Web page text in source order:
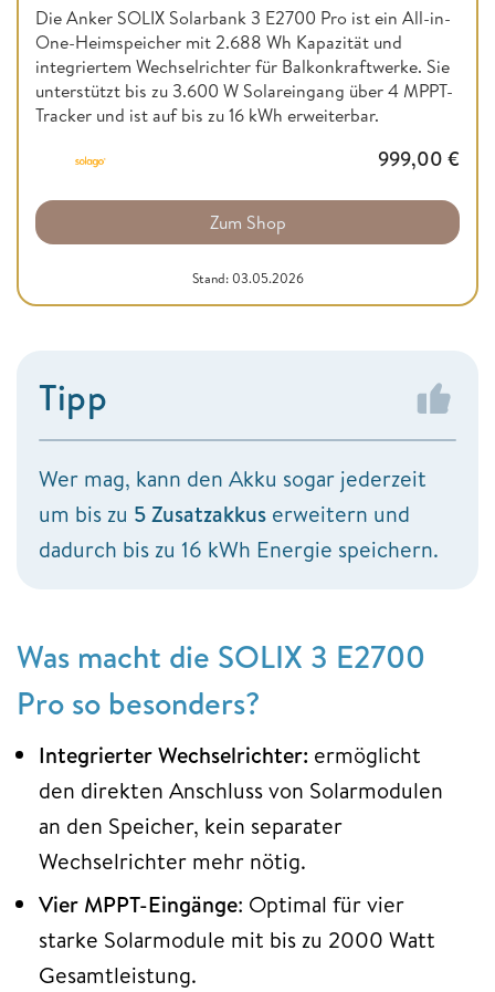
Die Anker SOLIX Solarbank 3 E2700 Pro ist ein All-in-
One-Heimspeicher mit 2.688 Wh Kapazität und
integriertem Wechselrichter für Balkonkraftwerke. Sie
unterstützt bis zu 3.600 W Solareingang über 4 MPPT-
Tracker und ist auf bis zu 16 kWh erweiterbar.
999,00 €
Zum Shop
Stand: 03.05.2026
Tipp
Wer mag, kann den Akku sogar jederzeit
um bis zu 5 Zusatzakkus erweitern und
dadurch bis zu 16 kWh Energie speichern.
Was macht die SOLIX 3 E2700
Pro so besonders?
Integrierter Wechselrichter: ermöglicht
den direkten Anschluss von Solarmodulen
an den Speicher, kein separater
Wechselrichter mehr nötig.
Vier MPPT-Eingänge: Optimal für vier
starke Solarmodule mit bis zu 2000 Watt
Gesamtleistung.